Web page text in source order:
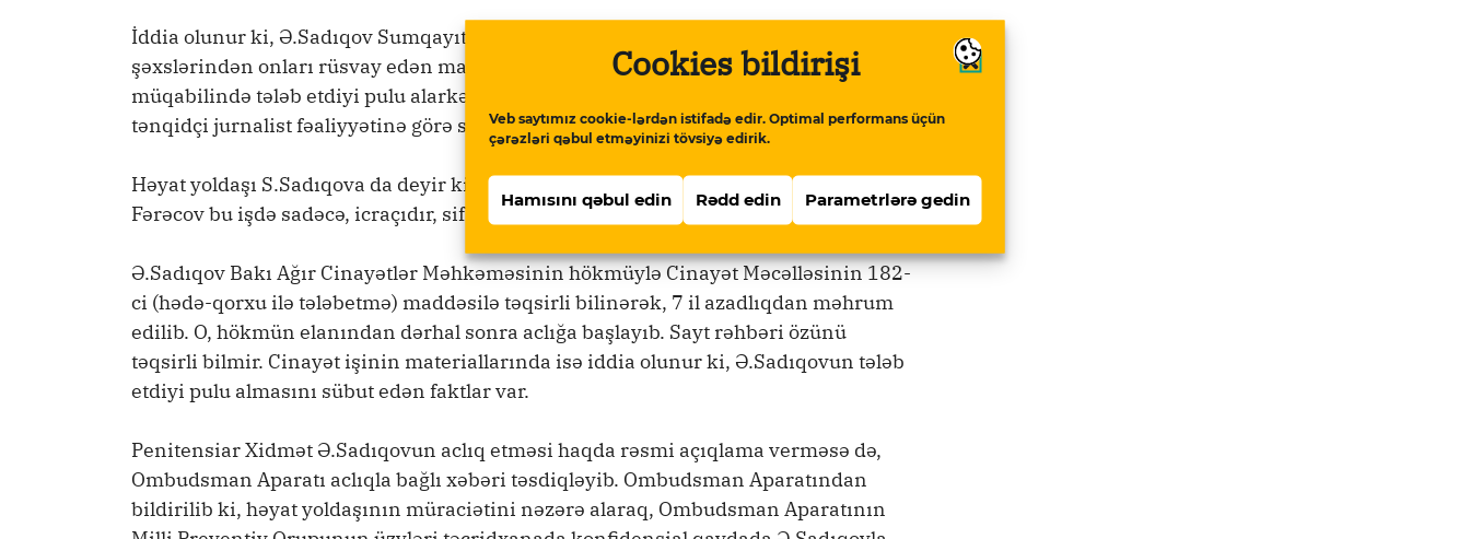
Cookies bildirişi
Veb saytımız cookie-lərdən istifadə edir. Optimal performans üçün
çərəzləri qəbul etməyinizi tövsiyə edirik.
Hamısını qəbul edin Rədd edin Parametrlərə gedin
İddia olunur ki, Ə.Sadıqov Sumqayıt Şəhər İcra Hakimiyyətinin vəzifəli
şəxslərindən onları rüsvay edən materiallar yaymaqla hədələyərək, bunun
müqabilində tələb etdiyi pulu alarkən saxlanılıb. Ə.Sadıqov isə ittihamı qəbul etmir,
tənqidçi jurnalist fəaliyyətinə görə sifarişlə həbs olunduğunu iddia edir.
Həyat yoldaşı S.Sadıqova da deyir ki, Sumqayıtın icra hakimiyyəti başçısı Zakir
Fərəcov bu işdə sadəcə, icraçıdır, sifariş isə daha yüksək vəzifəlilərdən gəlib.
Ə.Sadıqov Bakı Ağır Cinayətlər Məhkəməsinin hökmüylə Cinayət Məcəlləsinin 182-
ci (hədə-qorxu ilə tələbetmə) maddəsilə təqsirli bilinərək, 7 il azadlıqdan məhrum
edilib. O, hökmün elanından dərhal sonra aclığa başlayıb. Sayt rəhbəri özünü
təqsirli bilmir. Cinayət işinin materiallarında isə iddia olunur ki, Ə.Sadıqovun tələb
etdiyi pulu almasını sübut edən faktlar var.
Penitensiar Xidmət Ə.Sadıqovun aclıq etməsi haqda rəsmi açıqlama verməsə də,
Ombudsman Aparatı aclıqla bağlı xəbəri təsdiqləyib. Ombudsman Aparatından
bildirilib ki, həyat yoldaşının müraciətini nəzərə alaraq, Ombudsman Aparatının